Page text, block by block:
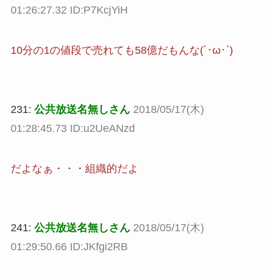
01:26:27.32 ID:P7KcjYiH
10分の1の値段で売れても58億だもんな(´･ω･`)
231: 公共放送名無しさん 2018/05/17(木)
01:28:45.73 ID:u2UeANzd
だよなぁ・・・組織的だよ
241: 公共放送名無しさん 2018/05/17(木)
01:29:50.66 ID:JKfgi2RB